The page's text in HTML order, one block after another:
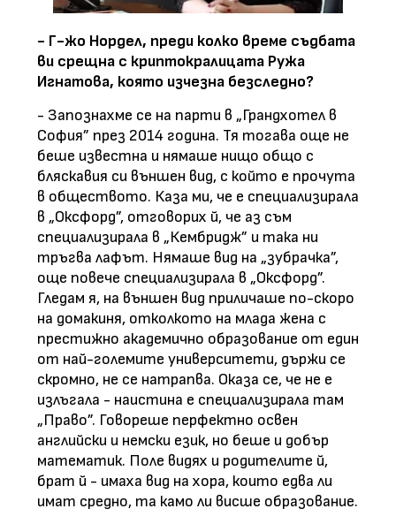
- Г-жо Нордел, преди колко време съдбата
ви срещна с криптокралицата Ружа
Игнатова, която изчезна безследно?
- Запознахме се на парти в „Грандхотел в
София” през 2014 година. Тя тогава още не
беше известна и нямаше нищо общо с
бляскавия си външен вид, с който е прочута
в обществото. Каза ми, че е специализирала
в „Оксфорд”, отговорих й, че аз съм
специализирала в „Кембридж” и така ни
тръгва лафът. Нямаше вид на „зубрачка”,
още повече специализирала в „Оксфорд”.
Гледам я, на външен вид приличаше по-скоро
на домакиня, отколкото на млада жена с
престижно академично образование от един
от най-големите университети, държи се
скромно, не се натрапва. Оказа се, че не е
излъгала - наистина е специализирала там
„Право”. Говореше перфектно освен
английски и немски език, но беше и добър
математик. Поле видях и родителите й,
брат й - имаха вид на хора, които едва ли
имат средно, та камо ли висше образование.